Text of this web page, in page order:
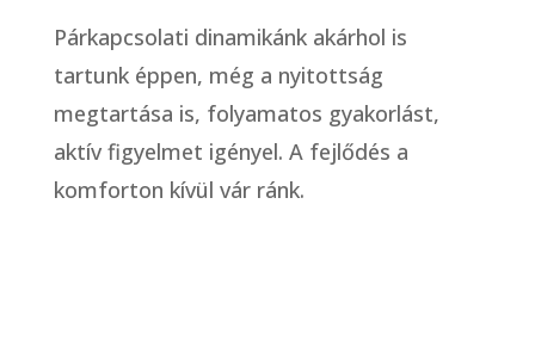
Párkapcsolati dinamikánk akárhol is
tartunk éppen, még a nyitottság
megtartása is, folyamatos gyakorlást,
aktív figyelmet igényel. A fejlődés a
komforton kívül vár ránk.